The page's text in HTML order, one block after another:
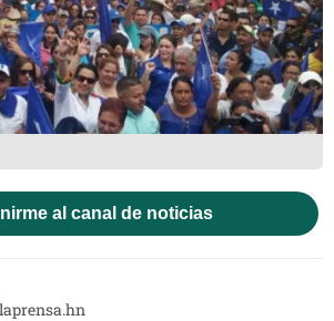
al canal de noticias